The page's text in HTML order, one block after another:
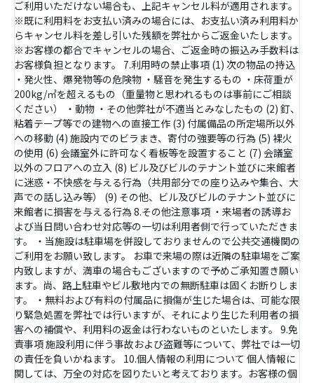
ご利用いただけない場合も、上記キャンセル料が適用されます。
※既に利用料をお支払い済みの場合には、お支払い済み利用料か
らキャンセル料を差し引いた残額を弊社からご返金いたします。
※お客様の都合でキャンセルの場合、ご返金時の振込み手数料は
お客様負担となります。 7.利用時の禁止事項 (1) 次の物品の持込
・発火性、爆発物等の危険物 ・騒音を発生するもの ・床荷重が
200kg/㎡を超えるもの（重量物と思われるものは事前にご相談
ください） ・動物 ・その他弊社が不適当とみなしたもの (2) 釘、
粘着テープ等での建物への直接工作 (3) 付属備品の所定場所以外
への移動 (4) 施設内でのビラまき、寄付の強要等の行為 (5) 裸火
の使用 (6) 会議室外に許可なく看板等を設置すること (7) 会議室
以外のフロアへの立入 (8) ビル及びビルのテナント並びに来館者
に迷惑・不快感を与える行為（共用部分での座り込みや集合、大
声での話し込み等） (9) その他、ビル及びビルのテナント並びに
来館者に損害を与える行為 8.その他注意事項 ・来場者の誘導お
よび当日問い合わせ対応等の一切は利用者側で行っていただきま
す。 ・当施設は駐車場を併設しておりませんので公共交通機関の
ご利用をお願い致します。 お車で来場の際は近隣の駐車場をご案
内致しますが、満車の場合もございますので予めご承知置き願い
ます。尚、路上駐車やビル敷地内での無断駐車は固くお断りしま
す。 ・無料および有料の付属品に損傷が生じた場合は、可能な限
り緊急処置を弊社では行いますが、それにより生じた利用者の損
害への補償や、利用料の返金は行わないものといたします。 9.免
責事項 施設利用に伴う事故および盗難等について、弊社では一切
の責任を負いかねます。 10.個人情報の利用について 個人情報に
関しては、万全の対応を図りたいと考えております。お客様の個